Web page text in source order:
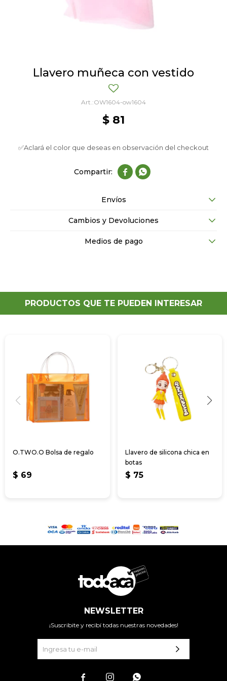
Llavero muñeca con vestido
OW1604-ow1604
$ 81
✅Aclará el color que deseas en observación del checkout
 
Envíos
Cambios y Devoluciones
Medios de pago
PRODUCTOS QUE TE PUEDEN INTERESAR
O.TWO.O Bolsa de regalo
$ 69
Llavero de silicona chica en
botas
$ 75
NEWSLETTER
¡Suscribite y recibí todas nuestras novedades!
  